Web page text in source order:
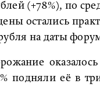
(+78%), по
остались
на даты
подняли её в